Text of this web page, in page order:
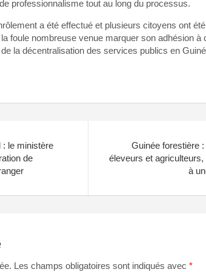
professionnalisme tout au long du processus.
a été effectué et plusieurs citoyens ont
foule nombreuse venue marquer son adhésion à
la décentralisation des services publics en
: le ministère
de
Guinée forestière
éleveurs et
à
Les champs obligatoires sont indiqués avec *